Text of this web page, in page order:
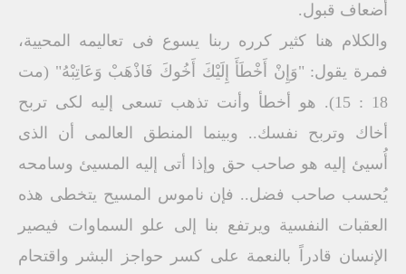
أضعاف قبول.
والكلام هنا كثير كرره ربنا يسوع فى تعاليمه المحيية،
فمرة يقول: "وَإِنْ أَخْطَأَ إِلَيْكَ أَخُوكَ فَاذْهَبْ وَعَاتِبْهُ" (مت
18 : 15). هو أخطأ وأنت تذهب تسعى إليه لكى تربح
أخاك وتربح نفسك.. وبينما المنطق العالمى أن الذى
أُسيئ إليه هو صاحب حق وإذا أتى إليه المسيئ وسامحه
يُحسب صاحب فضل.. فإن ناموس المسيح يتخطى هذه
العقبات النفسية ويرتفع بنا إلى علو السماوات فيصير
الإنسان قادراً بالنعمة على كسر حواجز البشر واقتحام